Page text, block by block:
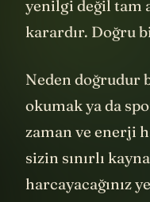
yenilgi değil tam
karardır. Doğru
Neden doğrudur
okumak ya da
zaman ve enerji
sizin sınırlı
harcayacağınız